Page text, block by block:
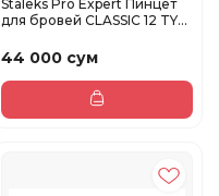
Staleks Pro Expert Пинцет
для бровей CLASSIC 12 TY...
44 000 сум